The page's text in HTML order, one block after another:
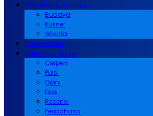
Pesona Nusantara
Budaya
Kuliner
Wisata
Advertorial
Rumpun Karya
Cerpen
Puisi
Opini
Esai
Resensi
Peribahasa